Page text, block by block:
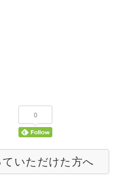
0
いただけた方へ